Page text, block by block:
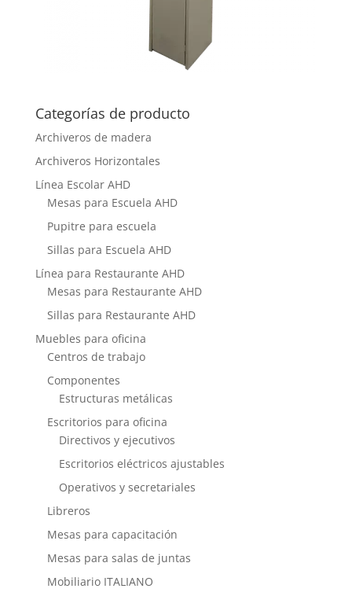
Categorías de producto
Archiveros de madera
Archiveros Horizontales
Línea Escolar AHD
Mesas para Escuela AHD
Pupitre para escuela
Sillas para Escuela AHD
Línea para Restaurante AHD
Mesas para Restaurante AHD
Sillas para Restaurante AHD
Muebles para oficina
Centros de trabajo
Componentes
Estructuras metálicas
Escritorios para oficina
Directivos y ejecutivos
Escritorios eléctricos ajustables
Operativos y secretariales
Libreros
Mesas para capacitación
Mesas para salas de juntas
Mobiliario ITALIANO